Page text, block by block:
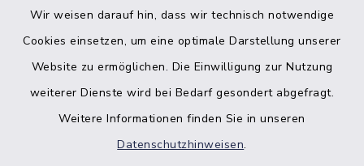
Wir weisen darauf hin, dass wir technisch notwendige
Cookies einsetzen, um eine optimale Darstellung unserer
Website zu ermöglichen. Die Einwilligung zur Nutzung
weiterer Dienste wird bei Bedarf gesondert abgefragt.
Weitere Informationen finden Sie in unseren
Datenschutzhinweisen.
Bankverbindung der Amtskasse
Barrierefreiheit